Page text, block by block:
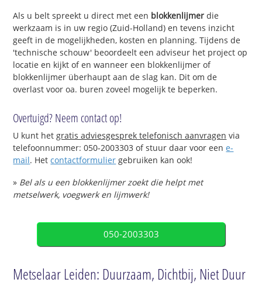
Als u belt spreekt u direct met een blokkenlijmer die
werkzaam is in uw regio (Zuid-Holland) en tevens inzicht
geeft in de mogelijkheden, kosten en planning. Tijdens de
'technische schouw' beoordeelt een adviseur het project op
locatie en kijkt of en wanneer een blokkenlijmer of
blokkenlijmer überhaupt aan de slag kan. Dit om de
overlast voor oa. buren zoveel mogelijk te beperken.
Overtuigd? Neem contact op!
U kunt hetgratis adviesgesprek telefonisch aanvragen via
telefoonnummer: 050-2003303 of stuur daar voor eene-
mail. Hetcontactformulier gebruiken kan ook!
» Bel als u een blokkenlijmer zoekt die helpt met
metselwerk, voegwerk en lijmwerk!
050-2003303
Metselaar Leiden: Duurzaam, Dichtbij, Niet Duur